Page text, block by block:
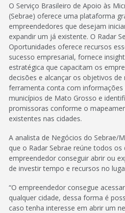
O Serviço Brasileiro de Apoio às
(Sebrae) oferece uma plataforma
empreendedores que desejam
expandir um já existente. O Radar
Oportunidades oferece recursos
sucesso empresarial, fornece
estratégica que capacitam os
decisões e alcançar os objetivos
ferramenta conta com informações
municípios de Mato Grosso e
promissoras conforme o
existentes nas cidades.
A analista de Negócios do Sebrae/
que o Radar Sebrae reúne todos
empreendedor conseguir abrir ou
de investir tempo e recursos no
“O empreendedor consegue
qualquer cidade, dessa forma é
caso tenha interesse em abrir um